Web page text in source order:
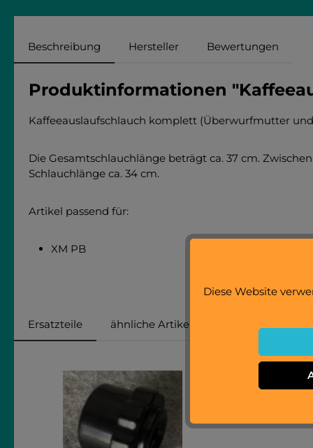
Beschreibung Hersteller Bewertungen
Produktinformationen
Kaffeeauslaufschlauch komplett (Überwurfmutter
Die Gesamtschlauchlänge beträgt ca. 37 cm.
Schlauchlänge ca. 34 cm.
Artikel passend für:
XM PB
Ersatzteile ähnliche Artikel
Diese Website